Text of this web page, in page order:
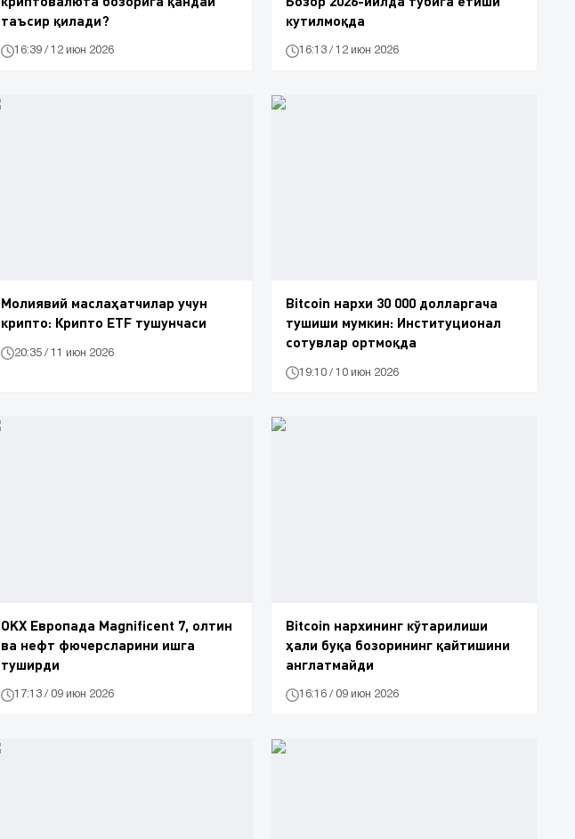
таъсир қилади?
16:39 / 12 июн 2026
кутилмоқда
16:13 / 12 июн 2026
Молиявий маслаҳатчилар учун
крипто: Крипто ETF тушунчаси
20:35 / 11 июн 2026
Bitcoin нархи 30 000 долларгача
тушиши мумкин: Институционал
сотувлар ортмоқда
19:10 / 10 июн 2026
OKX Европада Magnificent 7, олтин
ва нефт фючерсларини ишга
туширди
17:13 / 09 июн 2026
Bitcoin нархининг кўтарилиши
ҳали буқа бозорининг қайтишини
англатмайди
16:16 / 09 июн 2026